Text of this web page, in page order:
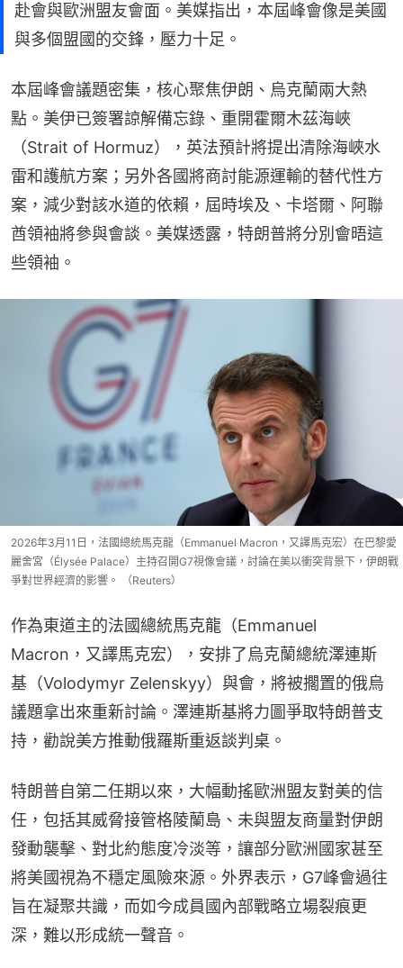
赴會與歐洲盟友會面。美媒指出，本屆峰會像是美國
與多個盟國的交鋒，壓力十足。
本屆峰會議題密集，核心聚焦伊朗、烏克蘭兩大熱
點。美伊已簽署諒解備忘錄、重開霍爾木茲海峽
（Strait of Hormuz），英法預計將提出清除海峽水
雷和護航方案；另外各國將商討能源運輸的替代性方
案，減少對該水道的依賴，屆時埃及、卡塔爾、阿聯
酋領袖將參與會談。美媒透露，特朗普將分別會晤這
些領袖。
2026年3月11日，法國總統馬克龍（Emmanuel Macron，又譯馬克宏）在巴黎愛
麗舍宮（Élysée Palace）主持召開G7視像會議，討論在美以衝突背景下，伊朗戰
爭對世界經濟的影響。 （Reuters）
作為東道主的法國總統馬克龍（Emmanuel
Macron，又譯馬克宏），安排了烏克蘭總統澤連斯
基（Volodymyr Zelenskyy）與會，將被擱置的俄烏
議題拿出來重新討論。澤連斯基將力圖爭取特朗普支
持，勸說美方推動俄羅斯重返談判桌。
特朗普自第二任期以來，大幅動搖歐洲盟友對美的信
任，包括其威脅接管格陵蘭島、未與盟友商量對伊朗
發動襲擊、對北約態度冷淡等，讓部分歐洲國家甚至
將美國視為不穩定風險來源。外界表示，G7峰會過往
旨在凝聚共識，而如今成員國內部戰略立場裂痕更
深，難以形成統一聲音。